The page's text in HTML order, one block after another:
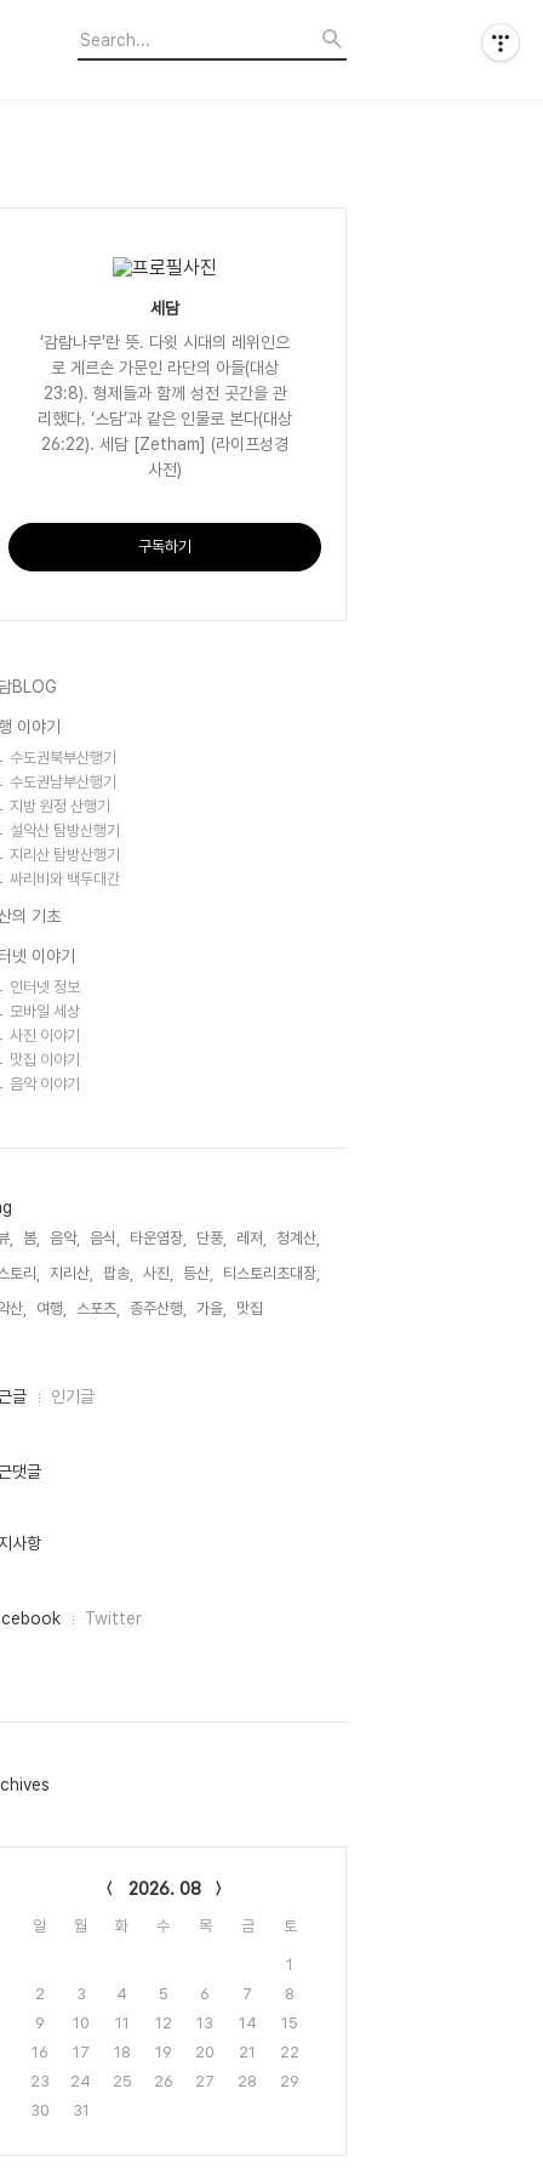
세담
‘감람나무’란 뜻. 다윗 시대의 레위인으
로 게르손 가문인 라단의 아들(대상
23:8). 형제들과 함께 성전 곳간을 관
리했다. ‘스담’과 같은 인물로 본다(대상
26:22). 세담 [Zetham] (라이프성경
사전)
구독하기
BLOG
이야기
수도권북부산행기
수도권남부산행기
지방 원정 산행기
설악산 탐방산행기
지리산 탐방산행기
싸리비와 백두대간
의 기초
넷 이야기
인터넷 정보
모바일 세상
사진 이야기
맛집 이야기
음악 이야기
, 봄, 음악, 음식, 타운염장, 단풍, 레져,
청계산,
토리,
지리산, 팝송, 사진, 등산,
티스토리초대장,
산,
여행, 스포츠, 종주산행, 가을, 맛집,
글 인기글
댓글
사항
Twitter
2026. 08
일 월 화 수 목 금 토
1
2
3 4 5 6 7
8
9
10 11 12 13 14
15
16
17 18 19 20 21
22
23
24 25 26 27 28
29
30
31